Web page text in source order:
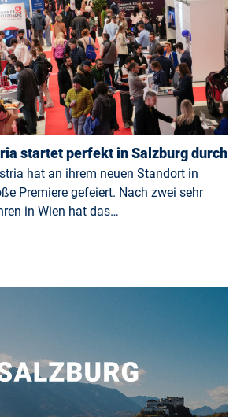
startet perfekt in Salzburg durch
hat an ihrem neuen Standort in
Premiere gefeiert. Nach zwei sehr
in Wien hat das…